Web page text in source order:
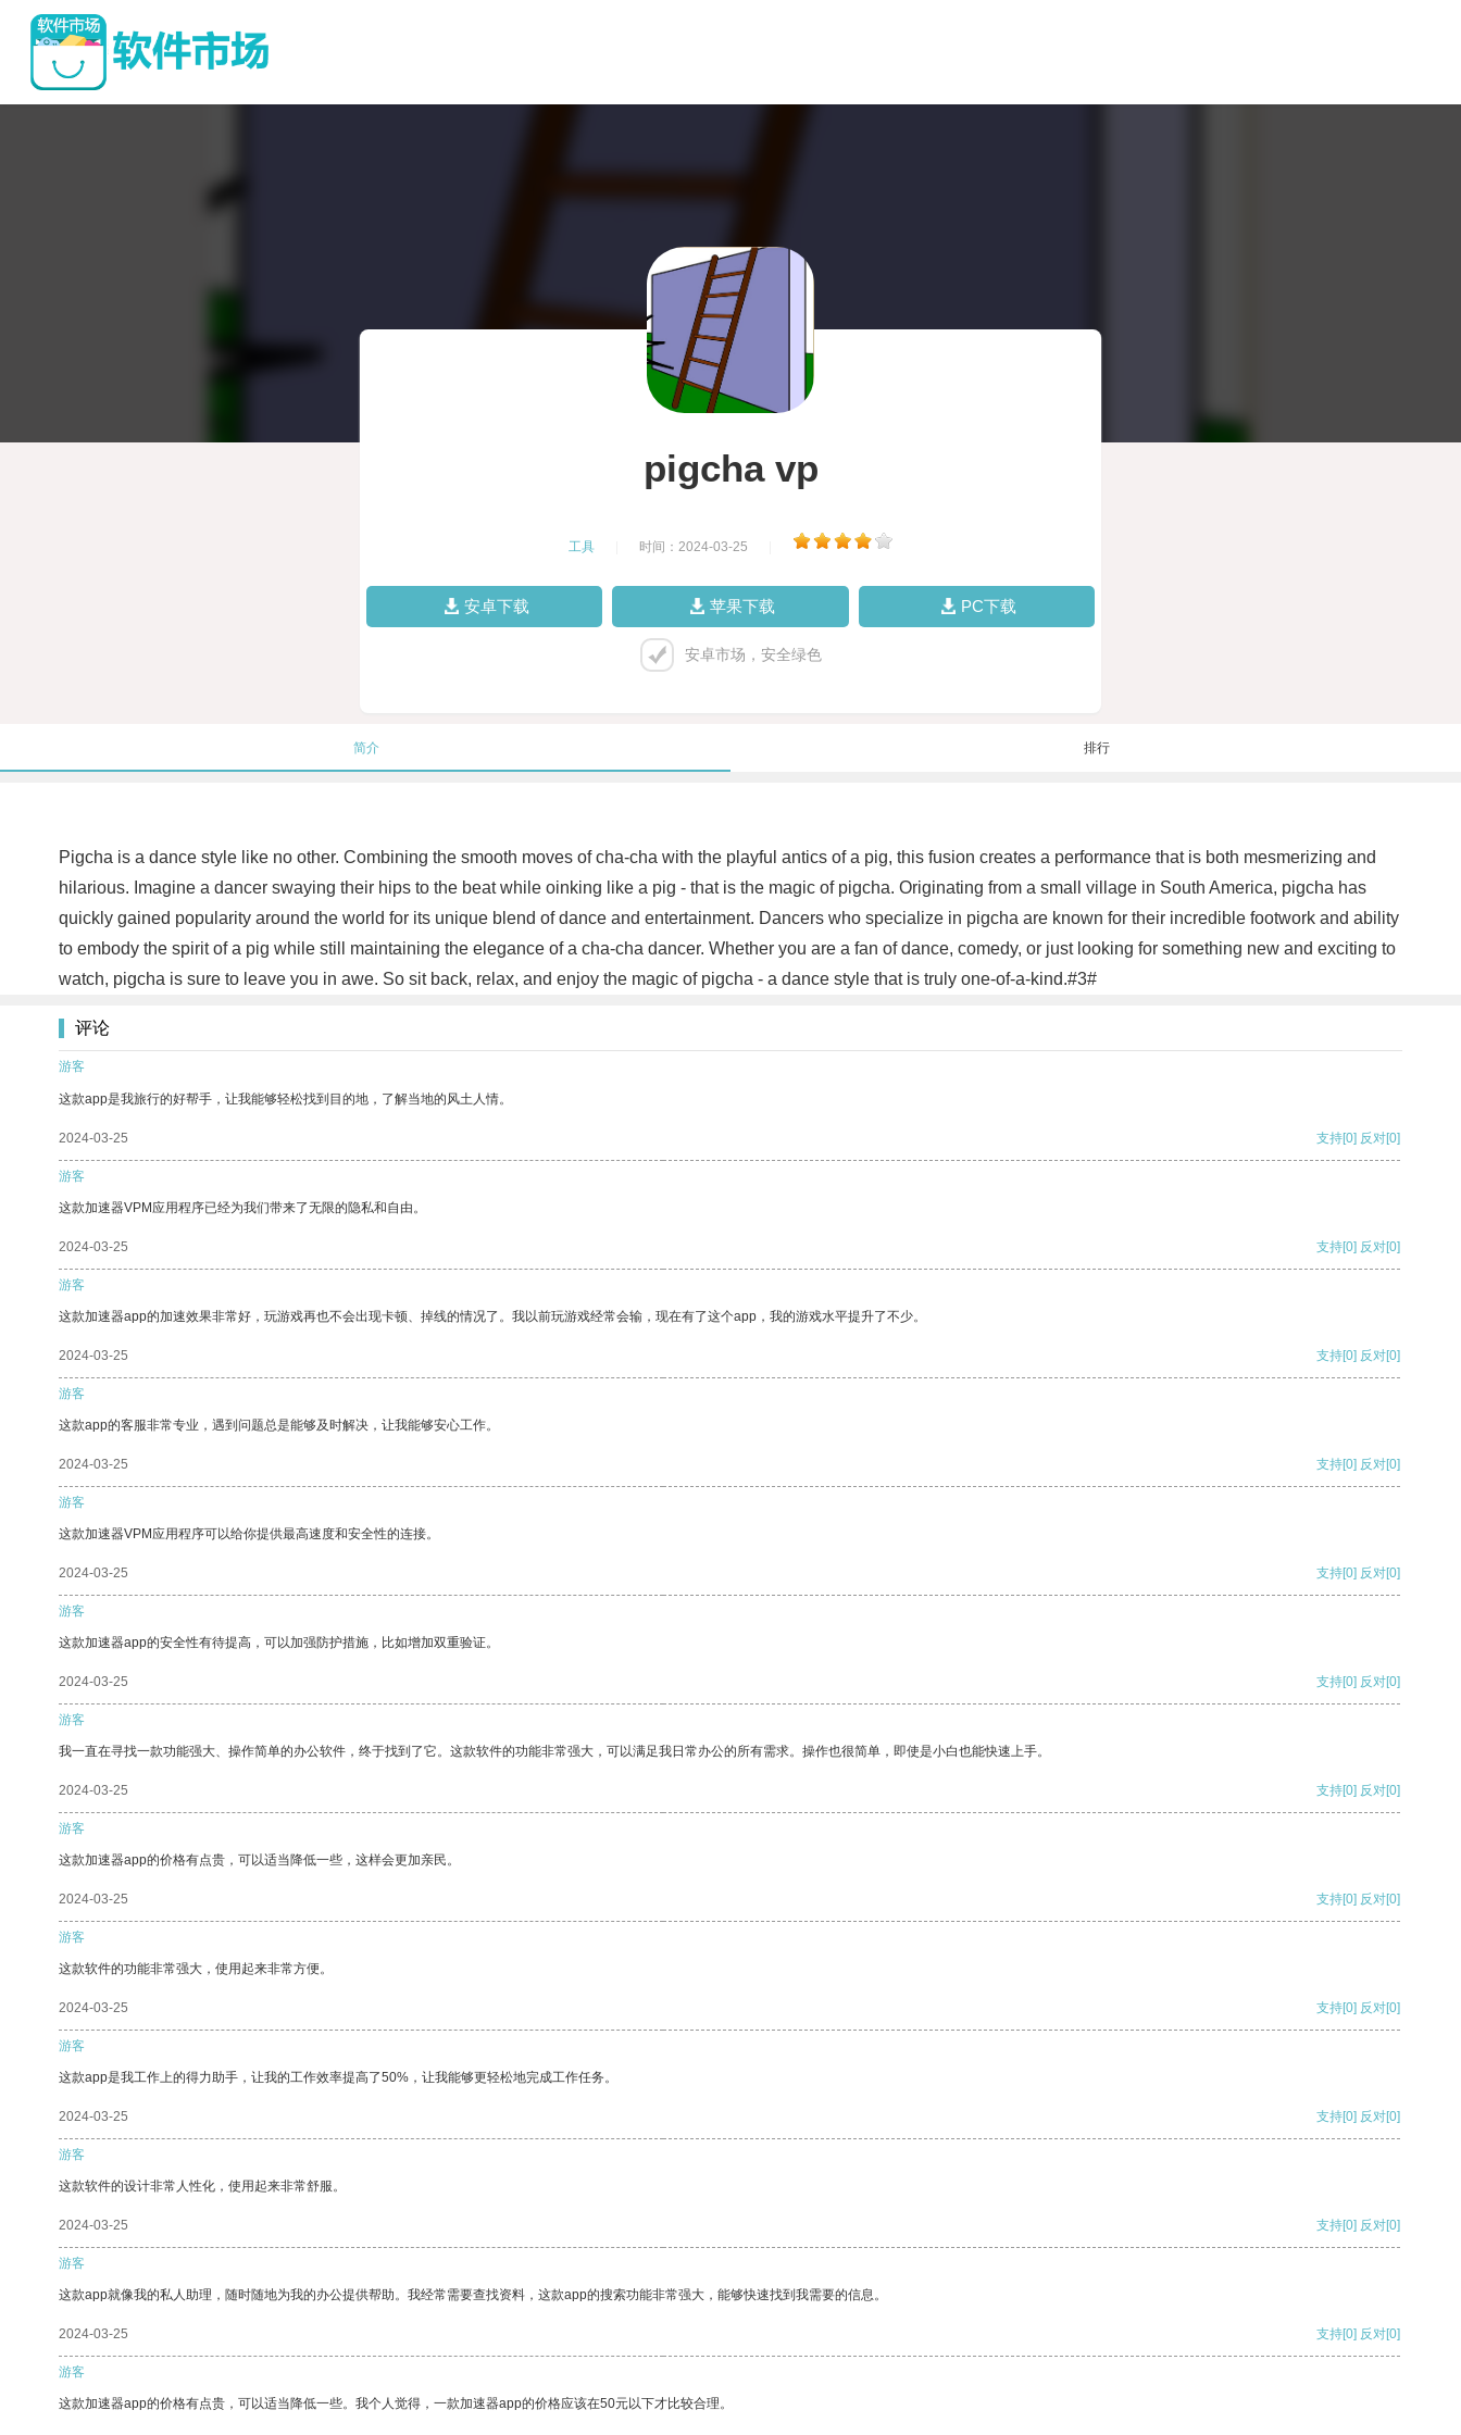
pigcha vp
工具 时间：2024-03-25
安卓下载 苹果下载 PC下载
安卓市场，安全绿色
简介 排行
Pigcha is a dance style like no other. Combining the smooth moves of cha-cha with the playful antics of a pig, this fusion creates a performance that is both mesmerizing and
hilarious. Imagine a dancer swaying their hips to the beat while oinking like a pig - that is the magic of pigcha. Originating from a small village in South America, pigcha has
quickly gained popularity around the world for its unique blend of dance and entertainment. Dancers who specialize in pigcha are known for their incredible footwork and ability
to embody the spirit of a pig while still maintaining the elegance of a cha-cha dancer. Whether you are a fan of dance, comedy, or just looking for something new and exciting to
watch, pigcha is sure to leave you in awe. So sit back, relax, and enjoy the magic of pigcha - a dance style that is truly one-of-a-kind.#3#
评论
游客
这款app是我旅行的好帮手，让我能够轻松找到目的地，了解当地的风土人情。
2024-03-25 支持[0] 反对[0]
游客
这款加速器VPM应用程序已经为我们带来了无限的隐私和自由。
2024-03-25 支持[0] 反对[0]
游客
这款加速器app的加速效果非常好，玩游戏再也不会出现卡顿、掉线的情况了。我以前玩游戏经常会输，现在有了这个app，我的游戏水平提升了不少。
2024-03-25 支持[0] 反对[0]
游客
这款app的客服非常专业，遇到问题总是能够及时解决，让我能够安心工作。
2024-03-25 支持[0] 反对[0]
游客
这款加速器VPM应用程序可以给你提供最高速度和安全性的连接。
2024-03-25 支持[0] 反对[0]
游客
这款加速器app的安全性有待提高，可以加强防护措施，比如增加双重验证。
2024-03-25 支持[0] 反对[0]
游客
我一直在寻找一款功能强大、操作简单的办公软件，终于找到了它。这款软件的功能非常强大，可以满足我日常办公的所有需求。操作也很简单，即使是小白也能快速上手。
2024-03-25 支持[0] 反对[0]
游客
这款加速器app的价格有点贵，可以适当降低一些，这样会更加亲民。
2024-03-25 支持[0] 反对[0]
游客
这款软件的功能非常强大，使用起来非常方便。
2024-03-25 支持[0] 反对[0]
游客
这款app是我工作上的得力助手，让我的工作效率提高了50%，让我能够更轻松地完成工作任务。
2024-03-25 支持[0] 反对[0]
游客
这款软件的设计非常人性化，使用起来非常舒服。
2024-03-25 支持[0] 反对[0]
游客
这款app就像我的私人助理，随时随地为我的办公提供帮助。我经常需要查找资料，这款app的搜索功能非常强大，能够快速找到我需要的信息。
2024-03-25 支持[0] 反对[0]
游客
这款加速器app的价格有点贵，可以适当降低一些。我个人觉得，一款加速器app的价格应该在50元以下才比较合理。